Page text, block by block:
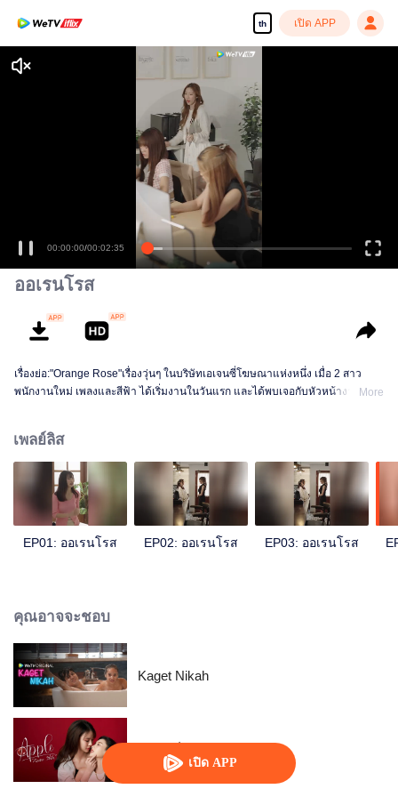
th เปิด APP
เปิด APP
00:00:00/00:02:35
ออเรนโรส
เรื่องย่อ:"Orange Rose"เรื่องวุ่นๆ ในบริษัทเอเจนซี่โฆษณาแห่งหนึ่ง เมื่อ 2 สาว
พนักงานใหม่ เพลงและสีฟ้า ได้เริ่มงานในวันแรก และได้พบเจอกับหัวหน้างานสาว
More
เพลย์ลิส
EP01: ออเรนโรส EP02: ออเรนโรส EP03: ออเรนโรส
คุณอาจจะชอบ
Kaget Nikah